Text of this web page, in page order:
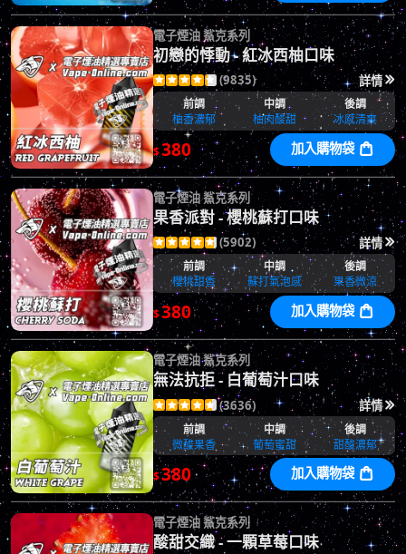
電子煙油 鯊克系列
初戀的悸動 - 紅冰西柚口味
     (9835) 詳情 
前調 中調
後調
柚香濃郁
柚肉酸甜 冰感清爽
$380 加入購物袋 
電子煙油 鯊克系列
果香派對 - 櫻桃蘇打口味
     (5902) 詳情 
前調 中調
後調
櫻桃甜香
蘇打氣泡感 果香微涼
$380 加入購物袋 
電子煙油 鯊克系列
無法抗拒 - 白葡萄汁口味
     (3636) 詳情 
前調 中調
後調
微酸果香
葡萄蜜甜 甜酸濃郁
$380 加入購物袋 
電子煙油 鯊克系列
酸甜交織 - 一顆草莓口味